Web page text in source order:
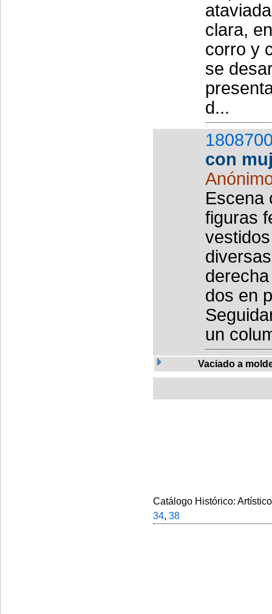
clara,
corro y
se
d...
con
Escena
figuras
dos en
un
Vaciado a
Catálogo Histórico:
34, 38